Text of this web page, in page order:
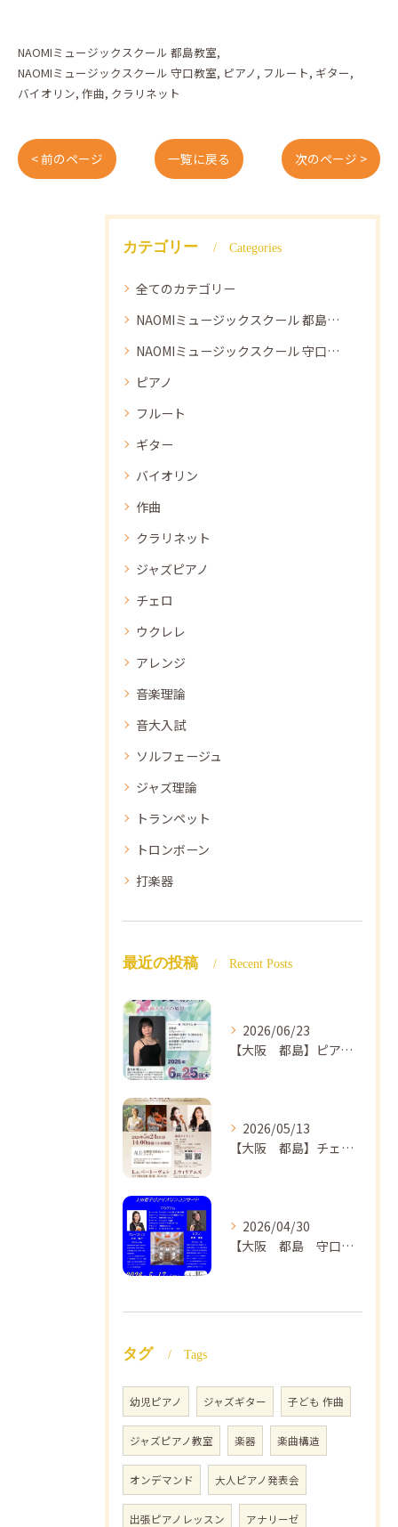
NAOMIミュージックスクール 都島教室
NAOMIミュージックスクール 守口教室 ピアノ フルート ギター
バイオリン 作曲 クラリネット
< 前のページ 一覧に戻る 次のページ >
カテゴリー Categories
全てのカテゴリー
NAOMIミュージックスクール 都島教室
NAOMIミュージックスクール 守口教室
ピアノ
フルート
ギター
バイオリン
作曲
クラリネット
ジャズピアノ
チェロ
ウクレレ
アレンジ
音楽理論
音大入試
ソルフェージュ
ジャズ理論
トランペット
トロンボーン
打楽器
最近の投稿 Recent Posts
2026/06/23
【大阪 都島】ピアノ教室ならNAOMIミュージックスクール ピアノ講師 佐々木唯先生のコンサートのご案内🎵
2026/05/13
【大阪 都島】チェロ教室 NAOMIミュージックスクール❣️チェリスト中島紗理先生のコンサートのご案内🎵
2026/04/30
【大阪 都島 守口】ヴァイオリン教室❣️NAOMIミュージックスクール🎵ヴァイオリン講師 上田哲子先生のコンサートのご案内❗️
タグ Tags
幼児ピアノ ジャズギター 子ども 作曲
ジャズピアノ教室 楽器 楽曲構造
オンデマンド 大人ピアノ発表会
出張ピアノレッスン アナリーゼ